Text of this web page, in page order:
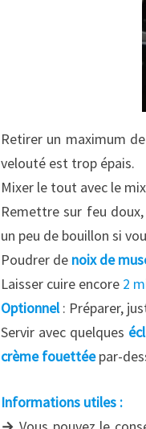
Retirer un maximum
velouté est trop épais.
Mixer le tout avec le
Remettre sur feu
un peu de bouillon si
Poudrer de noix de
Laisser cuire encore 2
Optionnel: Préparer,
Servir avec quelques
crème fouettéepar-
Informations utiles :